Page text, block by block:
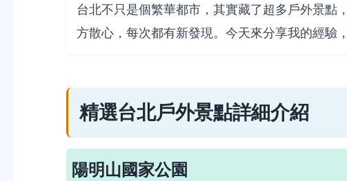
台北不只是個繁華都市，其實藏了超多戶外景點
方散心，每次都有新發現。今天來分享我的經驗
精選台北戶外景點詳細介紹
陽明山國家公園